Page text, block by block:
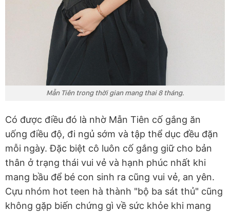
Mẫn Tiên trong thời gian mang thai 8 tháng.
Có được điều đó là nhờ Mẫn Tiên cố gắng ăn
uống điều độ, đi ngủ sớm và tập thể dục đều đặn
mỗi ngày. Đặc biệt cô luôn cố gắng giữ cho bản
thân ở trạng thái vui vẻ và hạnh phúc nhất khi
mang bầu để bé con sinh ra cũng vui vẻ, an yên.
Cựu nhóm hot teen hà thành "bộ ba sát thủ" cũng
không gặp biến chứng gì về sức khỏe khi mang